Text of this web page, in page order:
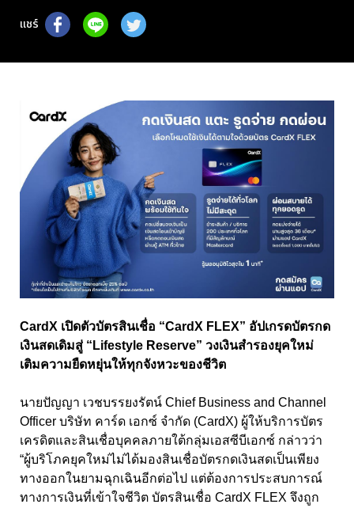
แชร์
CardX เปิดตัวบัตรสินเชื่อ “CardX FLEX” อัปเกรดบัตรกด
เงินสดเดิมสู่ “Lifestyle Reserve” วงเงินสำรองยุคใหม่
เติมความยืดหยุ่นให้ทุกจังหวะของชีวิต
นายปัญญา เวชบรรยงรัตน์ Chief Business and Channel
Officer บริษัท คาร์ด เอกซ์ จำกัด (CardX) ผู้ให้บริการบัตร
เครดิตและสินเชื่อบุคคลภายใต้กลุ่มเอสซีบีเอกซ์ กล่าวว่า
“ผู้บริโภคยุคใหม่ไม่ได้มองสินเชื่อบัตรกดเงินสดเป็นเพียง
ทางออกในยามฉุกเฉินอีกต่อไป แต่ต้องการประสบการณ์
ทางการเงินที่เข้าใจชีวิต บัตรสินเชื่อ CardX FLEX จึงถูก